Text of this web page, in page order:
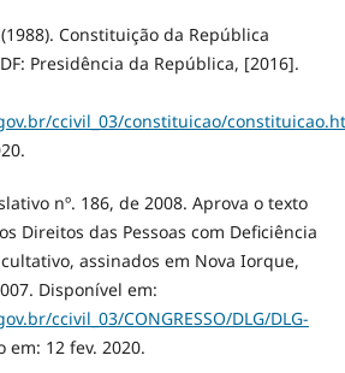
Constituição da República
Presidência da República, [2016].
ccivil_03/constituicao/
nº. 186, de 2008. Aprova o texto
Direitos das Pessoas com Deficiência
assinados em Nova Iorque,
Disponível em:
ccivil_03/CONGRESSO/DLG/DLG-
em: 12 fev. 2020.